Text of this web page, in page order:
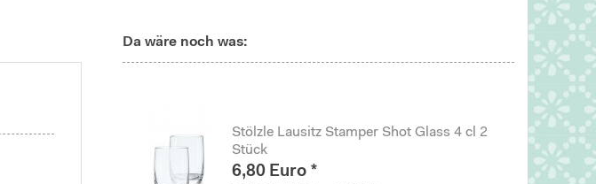
Da wäre noch was:
Stölzle Lausitz Stamper Shot Glass 4 cl 2
Stück
6,80 Euro *